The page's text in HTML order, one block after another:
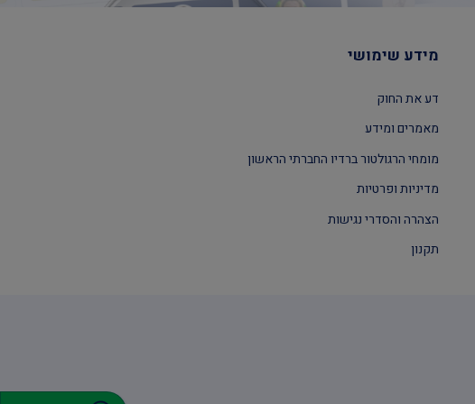
מידע שימושי
דע את החוק
מאמרים ומידע
מומחי הרגולטור ברדיו החברתי הראשון
מדיניות ופרטיות
הצהרה והסדרי נגישות
תקנון